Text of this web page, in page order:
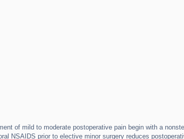
of mild to moderate postoperative pain begin with a
NSAIDS prior to elective minor surgery reduces